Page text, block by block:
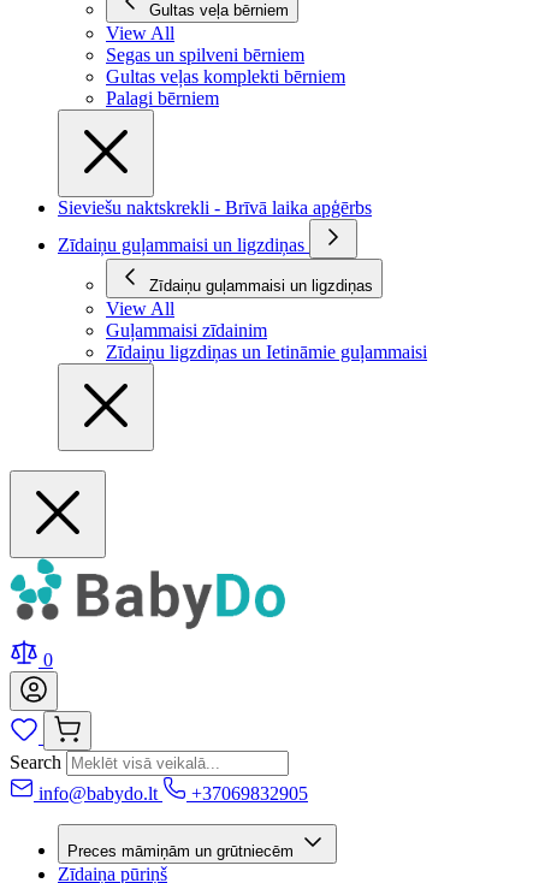
Gultas veļa bērniem
View All
Segas un spilveni bērniem
Gultas veļas komplekti bērniem
Palagi bērniem
Sieviešu naktskrekli - Brīvā laika apģērbs
Zīdaiņu guļammaisi un ligzdiņas
Zīdaiņu guļammaisi un ligzdiņas
View All
Guļammaisi zīdainim
Zīdaiņu ligzdiņas un Ietināmie guļammaisi
0
Search
info@babydo.lt
+37069832905
Preces māmiņām un grūtniecēm
Zīdaiņa pūriņš